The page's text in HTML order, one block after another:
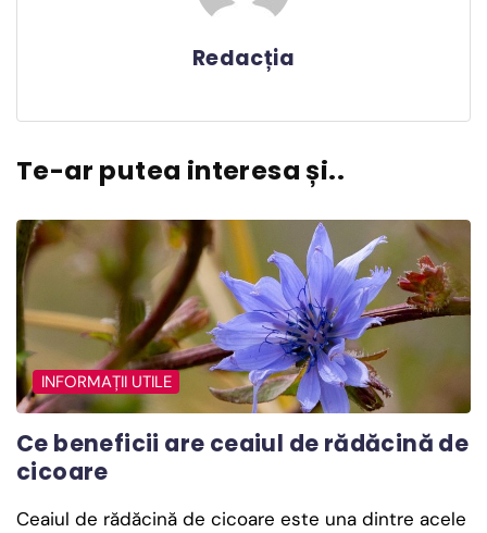
Redacția
Te-ar putea interesa și..
INFORMAȚII UTILE
Ce beneficii are ceaiul de rădăcină de
cicoare
Ceaiul de rădăcină de cicoare este una dintre acele